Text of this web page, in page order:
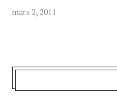
mars 2, 2011